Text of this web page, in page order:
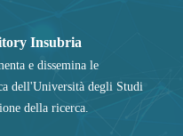
Insubria
e dissemina le
dell'Università degli Studi
della ricerca.